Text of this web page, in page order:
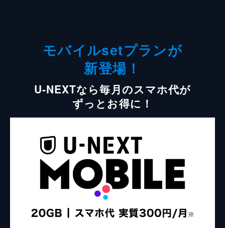
モバイルsetプランが
新登場！
U-NEXTなら毎月のスマホ代が
ずっとお得に！